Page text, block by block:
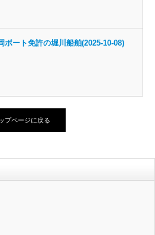
ボート免許の堀川船舶(2025-10-08)
プページに戻る